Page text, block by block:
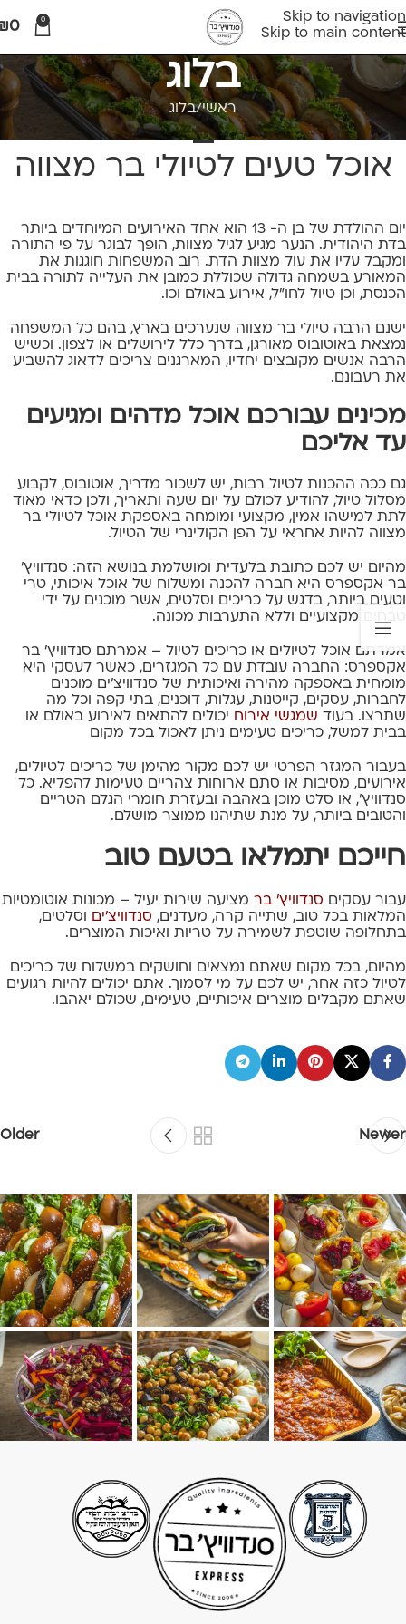
Skip to navigation
Skip to main content
0
0
בלוג
ראשי בלוג
בלוג
אוכל טעים לטיולי בר מצווה
יום ההולדת של בן ה- 13 הוא אחד האירועים המיוחדים ביותר
בדת היהודית. הנער מגיע לגיל מצוות, הופך לבוגר על פי התורה
ומקבל עליו את עול מצוות הדת. רוב המשפחות חוגגות את
המאורע בשמחה גדולה שכוללת כמובן את העלייה לתורה בבית
הכנסת, וכן טיול לחו"ל, אירוע באולם וכו.
ישנם הרבה טיולי בר מצווה שנערכים בארץ, בהם כל המשפחה
נמצאת באוטובוס מאורגן, בדרך כלל לירושלים או לצפון. וכשיש
הרבה אנשים מקובצים יחדיו, המארגנים צריכים לדאוג להשביע
את רעבונם.
מכינים עבורכם אוכל מדהים ומגיעים
עד אליכם
גם ככה ההכנות לטיול רבות, יש לשכור מדריך, אוטובוס, לקבוע
מסלול טיול, להודיע לכולם על יום שעה ותאריך, ולכן כדאי מאוד
לתת למישהו אמין, מקצועי ומומחה באספקת אוכל לטיולי בר
מצווה להיות אחראי על הפן הקולינרי של הטיול.
מהיום יש לכם כתובת בלעדית ומושלמת בנושא הזה: סנדוויץ'
בר אקספרס היא חברה להכנה ומשלוח של אוכל איכותי, טרי
וטעים ביותר, בדגש על כריכים וסלטים, אשר מוכנים על ידי
טבחים מקצועיים וללא התערבות מכונה.
אמרתם אוכל לטיולים או כריכים לטיול – אמרתם סנדוויץ' בר
אקספרס: החברה עובדת עם כל המגזרים, כאשר לעסקי היא
מומחית באספקה מהירה ואיכותית של סנדוויצ'ים מוכנים
לחברות, עסקים, קייטנות, עגלות, דוכנים, בתי קפה וכל מה
שתרצו. בעוד שמגשי אירוח יכולים להתאים לאירוע באולם או
בבית למשל, כריכים טעימים ניתן לאכול בכל מקום
בעבור המגזר הפרטי יש לכם מקור מהימן של כריכים לטיולים,
אירועים, מסיבות או סתם ארוחות צהריים טעימות להפליא. כל
סנדוויץ', או סלט מוכן באהבה ובעזרת חומרי הגלם הטריים
והטובים ביותר, על מנת שתיהנו ממוצר מושלם.
חייכם יתמלאו בטעם טוב
עבור עסקים סנדוויץ' בר מציעה שירות יעיל – מכונות אוטומטיות
המלאות בכל טוב, שתייה קרה, מעדנים, סנדוויצ'ים
וסלטים,
בתחלופה שוטפת לשמירה על טריות ואיכות המוצרים.
מהיום, בכל מקום שאתם נמצאים וחושקים במשלוח של כריכים
לטיול כזה אחר, יש לכם על מי לסמוך. אתם יכולים להיות רגועים
שאתם מקבלים מוצרים איכותיים, טעימים, שכולם יאהבו.
Newer
Older